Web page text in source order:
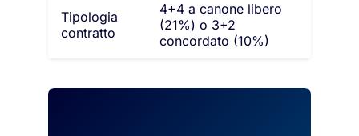
Tipologia
contratto
4+4 a canone libero
(21%) o 3+2
concordato (10%)